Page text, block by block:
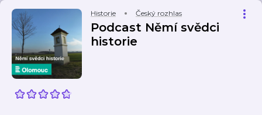
Historie Český rozhlas
Podcast Němí svědci
historie